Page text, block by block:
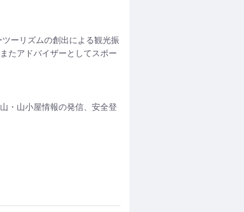
ーリズムの創出による観光振
たアドバイザーとしてスポー
・山小屋情報の発信、安全登